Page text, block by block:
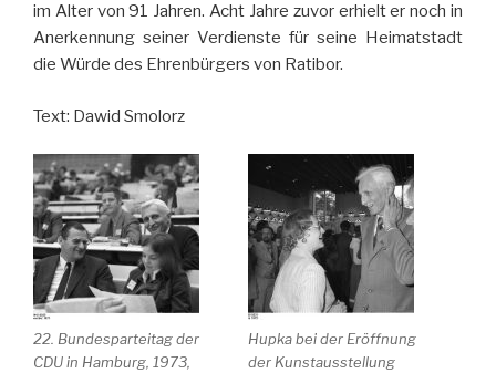
im Alter von 91 Jahren. Acht Jahre zuvor erhielt er noch in
Anerkennung seiner Verdienste für seine Heimatstadt
die Würde des Ehrenbürgers von Ratibor.
Text: Dawid Smolorz
22. Bundesparteitag der
CDU in Hamburg, 1973,
Hupka bei der Eröffnung
der Kunstausstellung